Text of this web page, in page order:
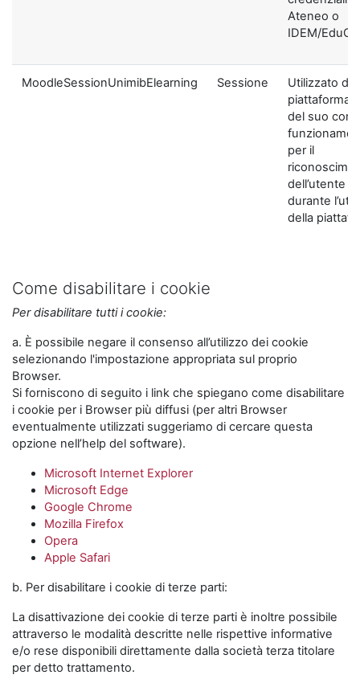
Ateneo o
IDEM/
MoodleSessionUnimibElearning Sessione
Utilizzato
piattaforma
del suo
per il
dell’utente
durante
della
Come disabilitare i cookie
Per disabilitare tutti i cookie:
a. È possibile negare il consenso all’utilizzo dei cookie
selezionando l'impostazione appropriata sul proprio
Browser.
Si forniscono di seguito i link che spiegano come disabilitare
i cookie per i Browser più diffusi (per altri Browser
eventualmente utilizzati suggeriamo di cercare questa
opzione nell’help del software).
Microsoft Internet Explorer
Microsoft Edge
Google Chrome
Mozilla Firefox
Opera
Apple Safari
b. Per disabilitare i cookie di terze parti:
La disattivazione dei cookie di terze parti è inoltre possibile
attraverso le modalità descritte nelle rispettive informative
e/o rese disponibili direttamente dalla società terza titolare
per detto trattamento.